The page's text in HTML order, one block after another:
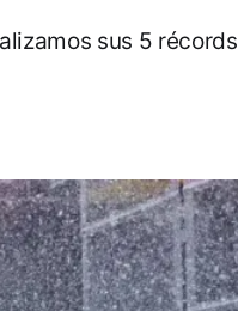
sus 5 récords